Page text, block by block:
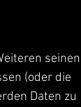
seinen
(oder die
Daten zu